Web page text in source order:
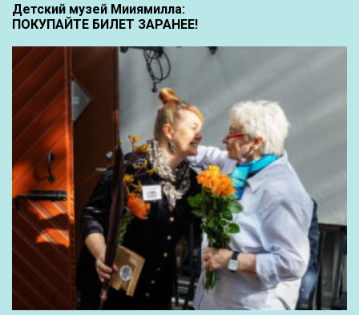
Детский музей Мииямилла:
ПОКУПАЙТЕ БИЛЕТ ЗАРАНЕЕ!